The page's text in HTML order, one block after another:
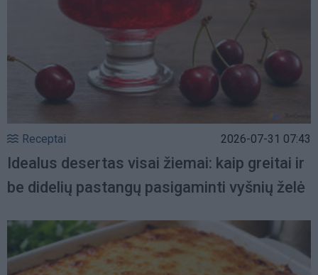
Receptai 2026-07-31 07:43
Idealus desertas visai žiemai: kaip greitai ir
be didelių pastangų pasigaminti vyšnių želė